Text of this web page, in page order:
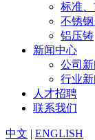
标准
不锈
铝压铸
新闻中心
公司新
行业新
人才招聘
联系我们
中文 | ENGLISH